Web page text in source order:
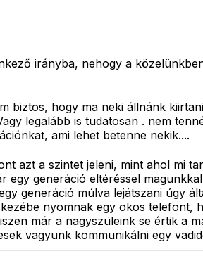
irányba, nehogy a
hogy ma neki állnánk
legalább is tudatosan . nem
ami lehet betenne nekik....
azt a szintet jeleni, mint ahol mi
generáció eltéréssel
generáció múlva lejátszani úgy
nyomnak egy okos telefont,
már a nagyszüleink se értik a
vagyunk kommunikálni egy